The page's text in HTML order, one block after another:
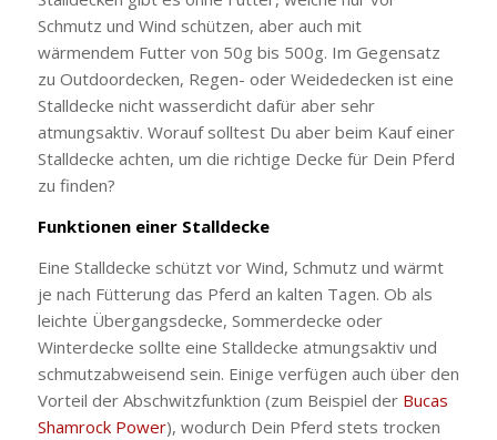
Schmutz und Wind schützen, aber auch mit
wärmendem Futter von 50g bis 500g. Im Gegensatz
zu Outdoordecken, Regen- oder Weidedecken ist eine
Stalldecke nicht wasserdicht dafür aber sehr
atmungsaktiv. Worauf solltest Du aber beim Kauf einer
Stalldecke achten, um die richtige Decke für Dein Pferd
zu finden?
Funktionen einer Stalldecke
Eine Stalldecke schützt vor Wind, Schmutz und wärmt
je nach Fütterung das Pferd an kalten Tagen. Ob als
leichte Übergangsdecke, Sommerdecke oder
Winterdecke sollte eine Stalldecke atmungsaktiv und
schmutzabweisend sein. Einige verfügen auch über den
Vorteil der Abschwitzfunktion (zum Beispiel der Bucas
Shamrock Power), wodurch Dein Pferd stets trocken